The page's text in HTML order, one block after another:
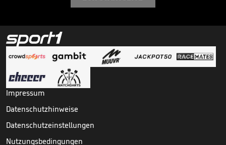
Impressum
Datenschutzhinweise
Datenschutzeinstellungen
Nutzungsbedingungen